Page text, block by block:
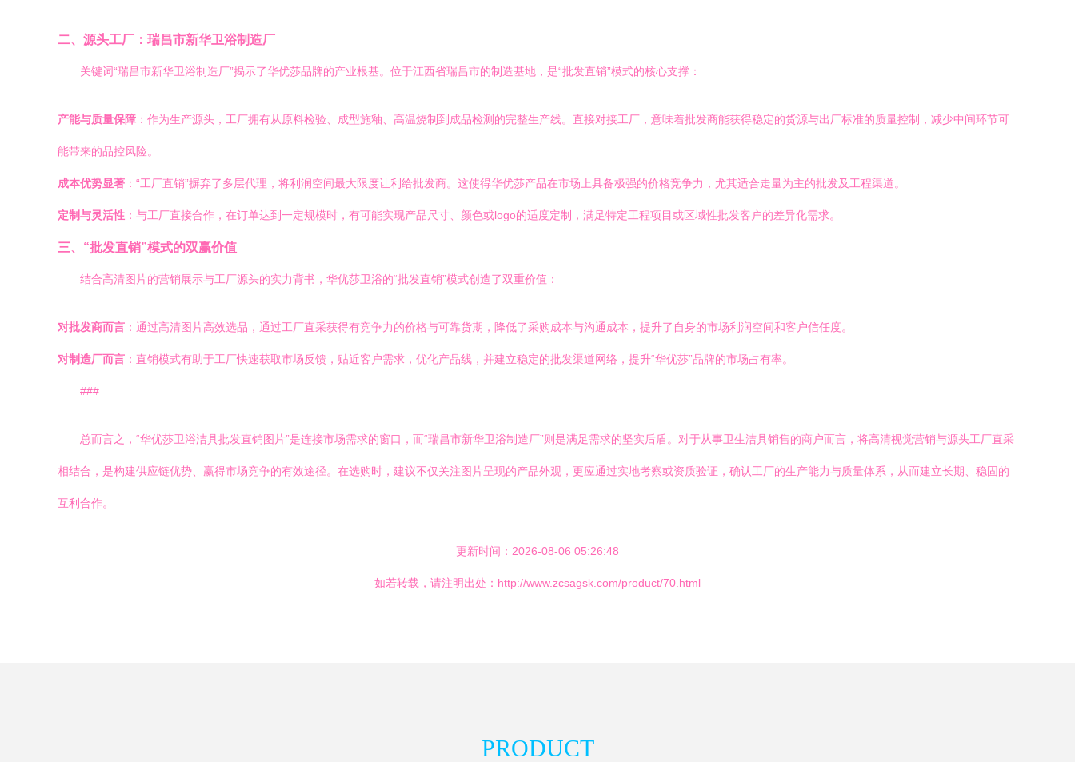
二、源头工厂：瑞昌市新华卫浴制造厂
关键词“瑞昌市新华卫浴制造厂”揭示了华优莎品牌的产业根基。位于江西省瑞昌市的制造基地，是“批发直销”模式的核心支撑：
产能与质量保障 ：作为生产源头，工厂拥有从原料检验、成型施釉、高温烧制到成品检测的完整生产线。直接对接工厂，意味着批发商能获得稳定的货源与出厂标准的质量控制，减少中间环节可
能带来的品控风险。
成本优势显著 ：“工厂直销”摒弃了多层代理，将利润空间最大限度让利给批发商。这使得华优莎产品在市场上具备极强的价格竞争力，尤其适合走量为主的批发及工程渠道。
定制与灵活性 ：与工厂直接合作，在订单达到一定规模时，有可能实现产品尺寸、颜色或logo的适度定制，满足特定工程项目或区域性批发客户的差异化需求。
三、“批发直销”模式的双赢价值
结合高清图片的营销展示与工厂源头的实力背书，华优莎卫浴的“批发直销”模式创造了双重价值：
对批发商而言 ：通过高清图片高效选品，通过工厂直采获得有竞争力的价格与可靠货期，降低了采购成本与沟通成本，提升了自身的市场利润空间和客户信任度。
对制造厂而言 ：直销模式有助于工厂快速获取市场反馈，贴近客户需求，优化产品线，并建立稳定的批发渠道网络，提升“华优莎”品牌的市场占有率。
###
总而言之，“华优莎卫浴洁具批发直销图片”是连接市场需求的窗口，而“瑞昌市新华卫浴制造厂”则是满足需求的坚实后盾。对于从事卫生洁具销售的商户而言，将高清视觉营销与源头工厂直采
相结合，是构建供应链优势、赢得市场竞争的有效途径。在选购时，建议不仅关注图片呈现的产品外观，更应通过实地考察或资质验证，确认工厂的生产能力与质量体系，从而建立长期、稳固的
互利合作。
更新时间：2026-08-06 05:26:48
如若转载，请注明出处：http://www.zcsagsk.com/product/70.html
PRODUCT